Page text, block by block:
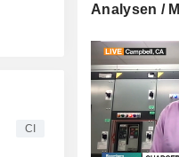
CI
Analysen /